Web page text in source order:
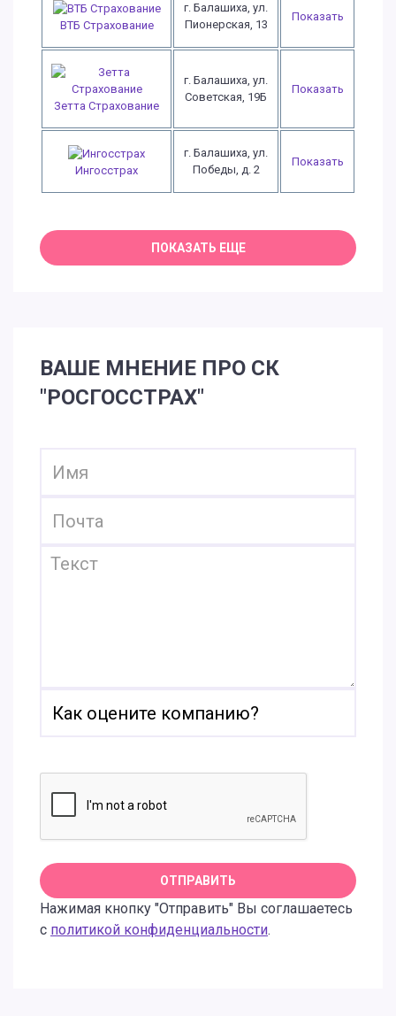
ВТБ Страхование
г. Балашиха, ул.
Пионерская, 13
Показать
Зетта Страхование
г. Балашиха, ул.
Советская, 19Б
Показать
Ингосстрах
г. Балашиха, ул.
Победы, д. 2
Показать
ВАШЕ МНЕНИЕ ПРО СК
"РОСГОССТРАХ"
Нажимая кнопку "Отправить" Вы соглашаетесь
с политикой конфиденциальности.